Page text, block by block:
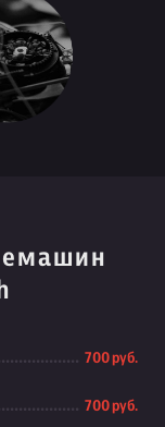
700 руб.
700 руб.